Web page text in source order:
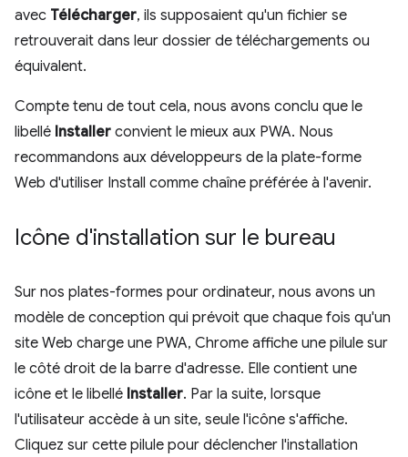
avec Télécharger, ils supposaient qu'un fichier se
retrouverait dans leur dossier de téléchargements ou
équivalent.
Compte tenu de tout cela, nous avons conclu que le
libellé Installer convient le mieux aux PWA. Nous
recommandons aux développeurs de la plate-forme
Web d'utiliser Install comme chaîne préférée à l'avenir.
Icône d'installation sur le bureau
Sur nos plates-formes pour ordinateur, nous avons un
modèle de conception qui prévoit que chaque fois qu'un
site Web charge une PWA, Chrome affiche une pilule sur
le côté droit de la barre d'adresse. Elle contient une
icône et le libellé Installer. Par la suite, lorsque
l'utilisateur accède à un site, seule l'icône s'affiche.
Cliquez sur cette pilule pour déclencher l'installation